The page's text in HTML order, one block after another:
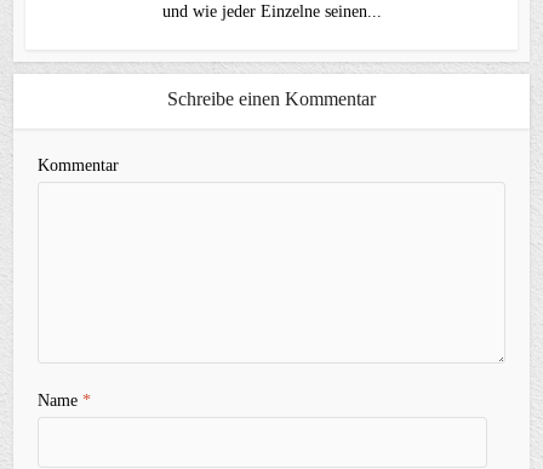
und wie jeder Einzelne seinen...
Schreibe einen Kommentar
Kommentar
Name*